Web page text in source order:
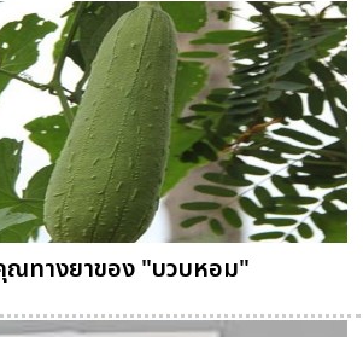
ณทางยาของ "บวบหอม"